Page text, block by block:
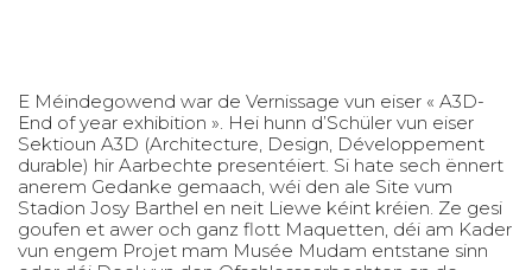
E Méindegowend war de Vernissage vun eiser « A3D-
End of year exhibition ». Hei hunn d’Schüler vun eiser
Sektioun A3D (Architecture, Design, Développement
durable) hir Aarbechte presentéiert. Si hate sech ënnert
anerem Gedanke gemaach, wéi den ale Site vum
Stadion Josy Barthel en neit Liewe kéint kréien. Ze gesi
goufen et awer och ganz flott Maquetten, déi am Kader
vun engem Projet mam Musée Mudam entstane sinn